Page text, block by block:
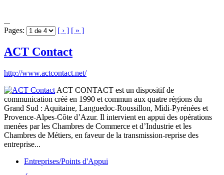
...
Pages:
[ › ] [ » ]
ACT Contact
http://www.actcontact.net/
ACT CONTACT est un dispositif de
communication créé en 1990 et commun aux quatre régions du
Grand Sud : Aquitaine, Languedoc-Roussillon, Midi-Pyrénées et
Provence-Alpes-Côte d’Azur. Il intervient en appui des opérations
menées par les Chambres de Commerce et d’Industrie et les
Chambres de Métiers, en faveur de la transmission-reprise des
entreprise...
Entreprises/Points d'Appui